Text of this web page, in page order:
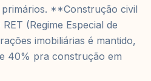
**Construção civil
(Regime Especial de
imobiliárias é mantido,
40% pra construção em